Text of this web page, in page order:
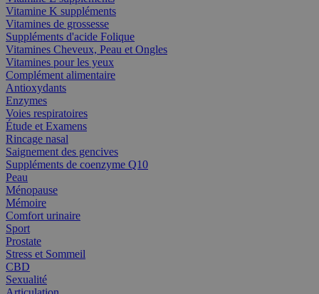
Vitamine K suppléments
Vitamines de grossesse
Suppléments d'acide Folique
Vitamines Cheveux, Peau et Ongles
Vitamines pour les yeux
Complément alimentaire
Antioxydants
Enzymes
Voies respiratoires
Étude et Examens
Rincage nasal
Saignement des gencives
Suppléments de coenzyme Q10
Peau
Ménopause
Mémoire
Comfort urinaire
Sport
Prostate
Stress et Sommeil
CBD
Sexualité